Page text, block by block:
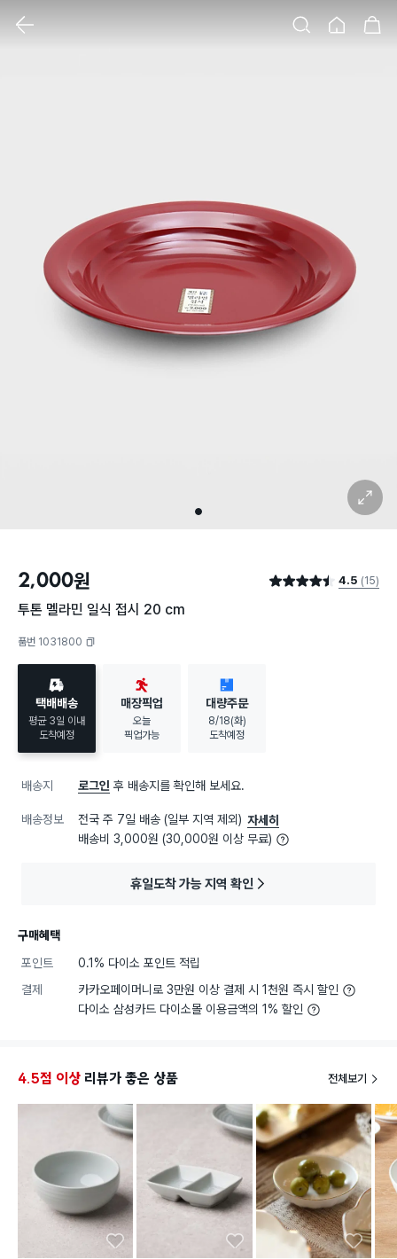
1
확대 보기
2,000원 별점 4.5점 4.5 (15)
투톤 멜라민 일식 접시 20 cm
품번 1031800
택배배송
평균 3일 이내
도착예정
매장픽업
오늘
픽업가능
대량주문
8/18(화)
도착예정
배송지 로그인 후 배송지를 확인해 보세요.
배송정보 전국 주 7일 배송 (일부 지역 제외) 자세히
배송비 3,000원 (30,000원 이상 무료)
휴일도착 가능 지역 확인
구매혜택
포인트
0.1% 다이소 포인트 적립
결제
카카오페이머니로 3만원 이상 결제 시 1천원 즉시 할인
다이소 삼성카드 다이소몰 이용금액의 1% 할인
4.5점 이상 리뷰가 좋은 상품 전체보기